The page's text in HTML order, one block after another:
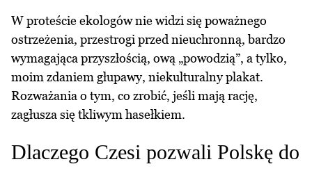
W proteście ekologów nie widzi się poważnego
ostrzeżenia, przestrogi przed nieuchronną, bardzo
wymagająca przyszłością, ową „powodzią”, a tylko,
moim zdaniem głupawy, niekulturalny plakat.
Rozważania o tym, co zrobić, jeśli mają rację,
zagłusza się tkliwym hasełkiem.
Dlaczego Czesi pozwali Polskę do